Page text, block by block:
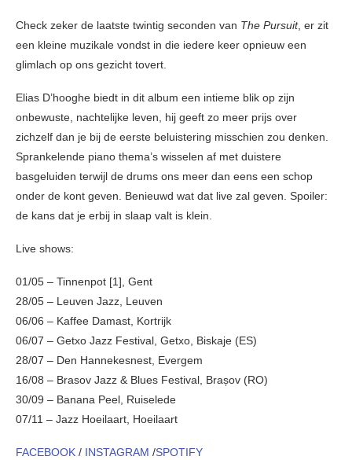
Check zeker de laatste twintig seconden van The Pursuit, er zit
een kleine muzikale vondst in die iedere keer opnieuw een
glimlach op ons gezicht tovert.
Elias D’hooghe biedt in dit album een intieme blik op zijn
onbewuste, nachtelijke leven, hij geeft zo meer prijs over
zichzelf dan je bij de eerste beluistering misschien zou denken.
Sprankelende piano thema’s wisselen af met duistere
basgeluiden terwijl de drums ons meer dan eens een schop
onder de kont geven. Benieuwd wat dat live zal geven. Spoiler:
de kans dat je erbij in slaap valt is klein.
Live shows:
01/05 – Tinnenpot [1], Gent
28/05 – Leuven Jazz, Leuven
06/06 – Kaffee Damast, Kortrijk
06/07 – Getxo Jazz Festival, Getxo, Biskaje (ES)
28/07 – Den Hannekesnest, Evergem
16/08 – Brasov Jazz & Blues Festival, Brașov (RO)
30/09 – Banana Peel, Ruiselede
07/11 – Jazz Hoeilaart, Hoeilaart
FACEBOOK / INSTAGRAM /SPOTIFY